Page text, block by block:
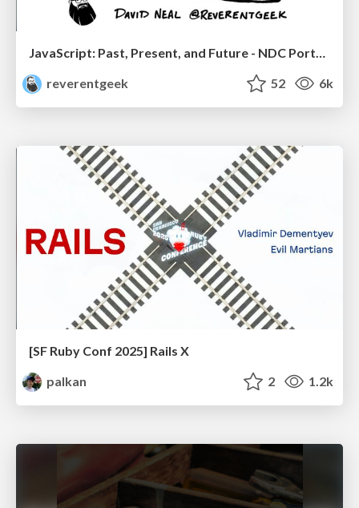
JavaScript: Past, Present, and Future - NDC Porto 2020
reverentgeek
52 6k
[SF Ruby Conf 2025] Rails X
palkan
2 1.2k